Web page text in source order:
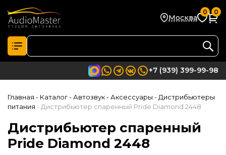
Москва
0 0
+7 (939) 399-99-98
Главная - Каталог- Автозвук- Аксессуары - Дистрибьютеры
питания - Дистрибьютер спаренный Pride Diamond 2448
Дистрибьютер спаренный
Pride Diamond 2448